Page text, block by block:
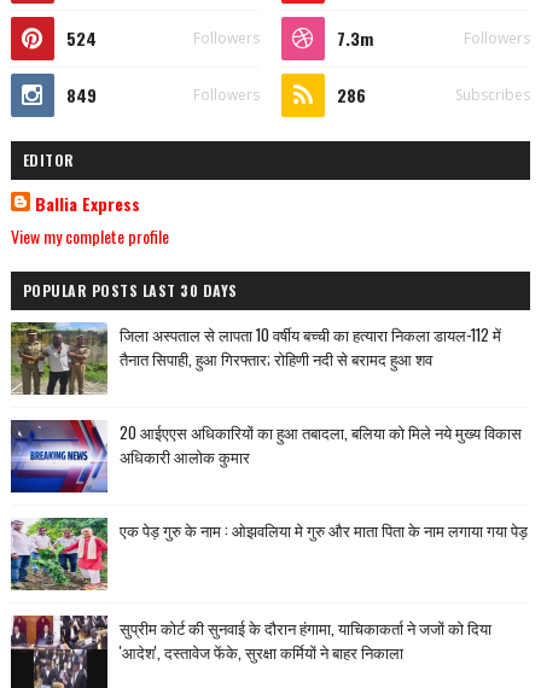
524 Followers 7.3m Followers
849 Followers 286 Subscribes
EDITOR
Ballia Express
View my complete profile
POPULAR POSTS LAST 30 DAYS
जिला अस्पताल से लापता 10 वर्षीय बच्ची का हत्यारा निकला डायल-112 में
तैनात सिपाही, हुआ गिरफ्तार; रोहिणी नदी से बरामद हुआ शव
20 आईएएस अधिकारियों का हुआ तबादला, बलिया को मिले नये मुख्य विकास
अधिकारी आलोक कुमार
एक पेड़ गुरु के नाम : ओझवलिया मे गुरु और माता पिता के नाम लगाया गया पेड़
सुप्रीम कोर्ट की सुनवाई के दौरान हंगामा, याचिकाकर्ता ने जजों को दिया
'आदेश', दस्तावेज फेंके, सुरक्षा कर्मियों ने बाहर निकाला